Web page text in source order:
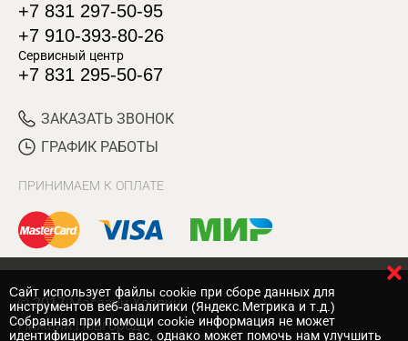
+7 831 297-50-95
+7 910-393-80-26
Сервисный центр
+7 831 295-50-67
ЗАКАЗАТЬ ЗВОНОК
ГРАФИК РАБОТЫ
ПРИНИМАЕМ К ОПЛАТЕ
© 2017 Магазин Хозяин
Нижний Новгород
Cайт использует файлы cookie при сборе данных для
инструментов веб-аналитики (Яндекс.Метрика и т.д.)
Собранная при помощи cookie информация не может
идентифицировать вас, однако может помочь нам улучшить